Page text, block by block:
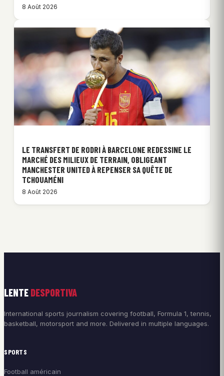
8 Août 2026
LE TRANSFERT DE RODRI À BARCELONE REDESSINE LE
MARCHÉ DES MILIEUX DE TERRAIN, OBLIGEANT
MANCHESTER UNITED À REPENSER SA QUÊTE DE
TCHOUAMÉNI
8 Août 2026
LENTE DESPORTIVA
International sports journalism covering football, Formula 1, tennis,
basketball, motorsport and more. Delivered in multiple languages.
SPORTS
Football américain